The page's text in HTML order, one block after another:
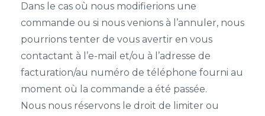
Dans le cas où nous modifierions une
commande ou si nous venions à l’annuler, nous
pourrions tenter de vous avertir en vous
contactant à l’e-mail et/ou à l’adresse de
facturation/au numéro de téléphone fourni au
moment où la commande a été passée.
Nous nous réservons le droit de limiter ou